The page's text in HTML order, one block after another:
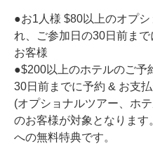
●お1人様 $80以上のオプ
れ、ご参加日の30日前ま
お客様
●$200以上のホテルのご予
30日前までに予約 & お支
(オプショナルツアー、ホ
のお客様が対象となります
への無料特典です。